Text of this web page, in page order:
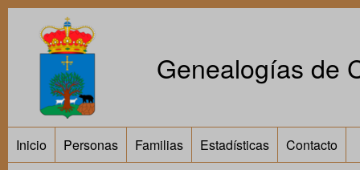
Genealogías de
Inicio Personas Familias Estadísticas Contacto